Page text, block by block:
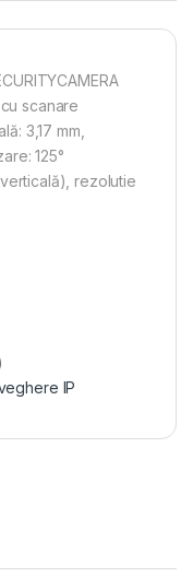
scanare
3,17 mm,
125°
rezolutie
IP